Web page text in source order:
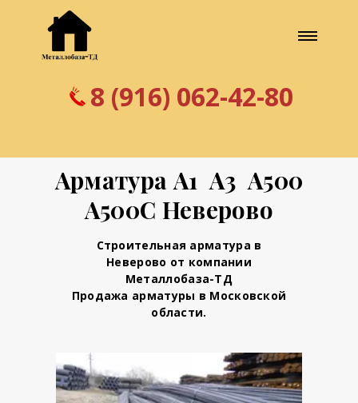
8 (916) 062-42-80
Арматура А1 А3 А500
А500С Неверово
Строительная арматура в
Неверово от компании
Металлобаза-ТД
Продажа арматуры в Московской
области.